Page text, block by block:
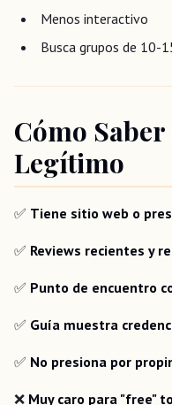
Menos interactivo
Busca grupos de 10-
Cómo
Legítimo
✅ Tiene sitio web o
✅ Reviews recientes y
✅ Punto de encuentro
✅ Guía muestra
✅ No presiona por
❌ Muy caro para "free"